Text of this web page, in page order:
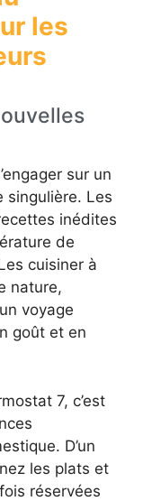
les
sur un
singulière. Les
inédites
de
cuisiner à
nature,
voyage
goût et en
7, c’est
D’un
les plats et
réservées